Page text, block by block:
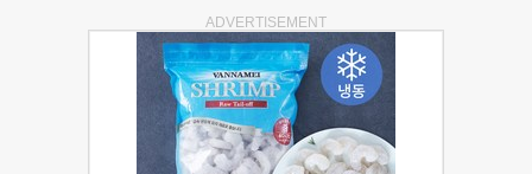
ADVERTISEMENT